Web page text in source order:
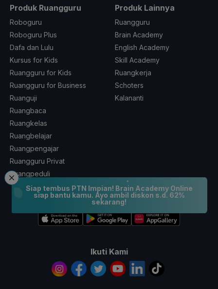
Siap tembus PTN Impian! Brain Academy Online
siap bantu kamu. Ayo ambil diskon s.d. 62%
sekarang!
Produk Ruangguru
Roboguru
Roboguru Plus
Dafa dan Lulu
Kursus for Kids
Ruangguru for Kids
Ruangguru for Business
Ruanguji
Ruangbaca
Ruangkelas
Ruangbelajar
Ruangpengajar
Ruangguru Privat
Ruangpeduli
Produk Lainnya
Ruangguru
Brain Academy
English Academy
Skill Academy
Ruangkerja
Schoters
Kalananti
Coba GRATIS Aplikasi Ruangguru
Ikuti Kami